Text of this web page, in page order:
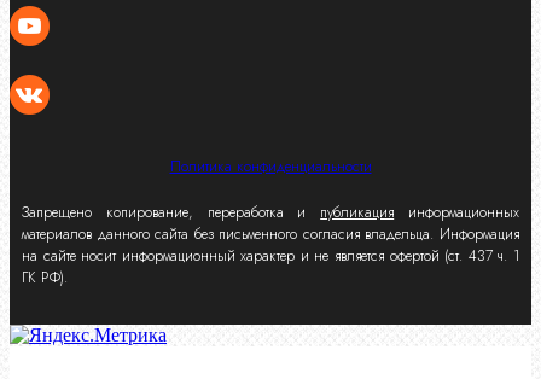
Политика конфиденциальности
Запрещено копирование, переработка и публикация информационных
материалов данного сайта без письменного согласия владельца. Информация
на сайте носит информационный характер и не является офертой (ст. 437 ч. 1
ГК РФ).